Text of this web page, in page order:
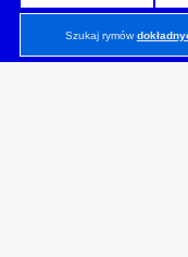
Szukaj rymów